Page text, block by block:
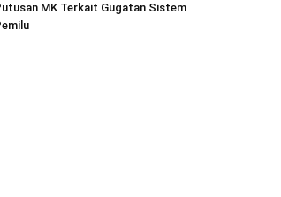
MK Terkait Gugatan Sistem